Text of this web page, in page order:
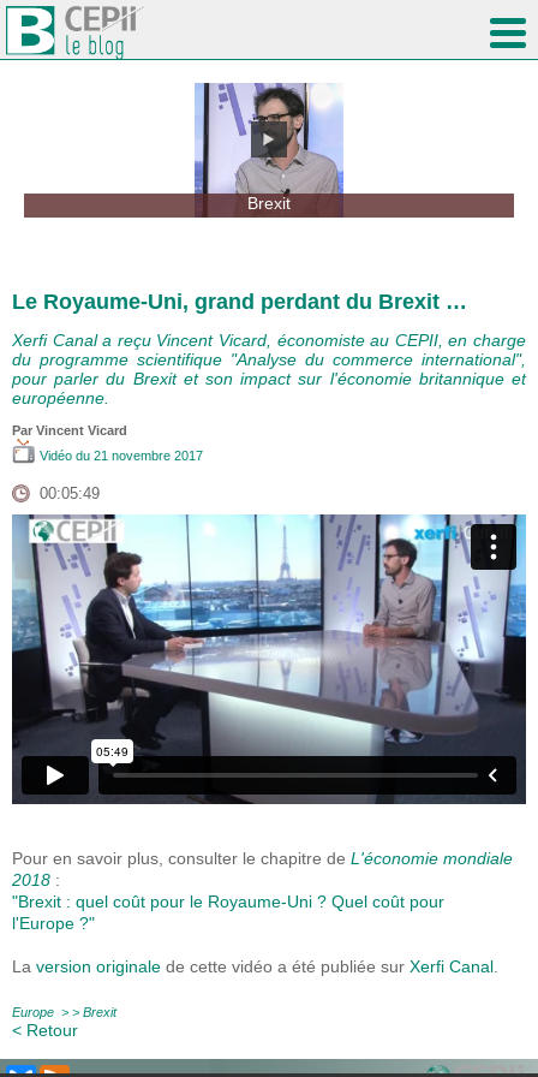
Brexit
Le Royaume-Uni, grand perdant du Brexit …
Xerfi Canal a reçu Vincent Vicard, économiste au CEPII, en charge
du programme scientifique "Analyse du commerce international",
pour parler du Brexit et son impact sur l'économie britannique et
européenne.
Par Vincent Vicard
Vidéo du 21 novembre 2017
00:05:49
Pour en savoir plus, consulter le chapitre de L'économie mondiale
2018 :
"Brexit : quel coût pour le Royaume-Uni ? Quel coût pour
l'Europe ?"
La version originale de cette vidéo a été publiée sur Xerfi Canal
Europe > > Brexit
< Retour